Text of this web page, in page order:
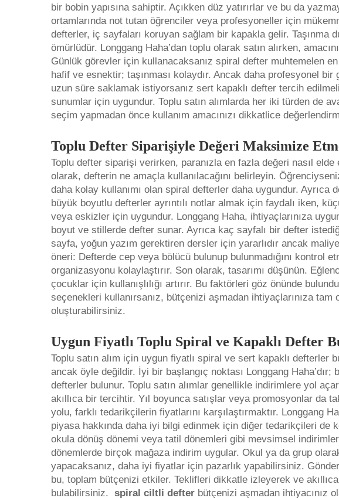
bir bobin yapısına sahiptir. Açıkken düz yatırırlar ve bu da
ortamlarında not tutan öğrenciler veya profesyoneller için
defterler, iç sayfaları koruyan sağlam bir kapakla gelir. Taşınma
ömürlüdür. Longgang Haha’dan toplu olarak satın alırken,
Günlük görevler için kullanacaksanız spiral defter muhtemelen
hafif ve esnektir; taşınması kolaydır. Ancak daha profesyonel
uzun süre saklamak istiyorsanız sert kapaklı defter tercih
sunumlar için uygundur. Toplu satın alımlarda her iki türden de
seçim yapmadan önce kullanım amacınızı dikkatlice
Toplu Defter Siparişiyle Değeri Maksimize
Toplu defter siparişi verirken, paranızla en fazla değeri nasıl
olarak, defterin ne amaçla kullanılacağını belirleyin.
daha kolay kullanımı olan spiral defterler daha uygundur. Ayrıca
büyük boyutlu defterler ayrıntılı notlar almak için faydalı iken,
veya eskizler için uygundur. Longgang Haha, ihtiyaçlarınıza
boyut ve stillerde defter sunar. Ayrıca kaç sayfalı bir defter
sayfa, yoğun yazım gerektiren dersler için yararlıdır ancak
öneri: Defterde cep veya bölücü bulunup bulunmadığını kontrol
organizasyonu kolaylaştırır. Son olarak, tasarımı düşünün.
çocuklar için kullanışlılığı artırır. Bu faktörleri göz önünde
seçenekleri kullanırsanız, bütçenizi aşmadan ihtiyaçlarınıza
oluşturabilirsiniz.
Uygun Fiyatlı Toplu Spiral ve Kapaklı Defter
Toplu satın alım için uygun fiyatlı spiral ve sert kapaklı defterler
ancak öyle değildir. İyi bir başlangıç noktası Longgang
defterler bulunur. Toplu satın alımlar genellikle indirimlere yol
akıllıca bir tercihtir. Yıl boyunca satışlar veya promosyonlar da
yolu, farklı tedarikçilerin fiyatlarını karşılaştırmaktır. Longgang
piyasa hakkında daha iyi bilgi edinmek için diğer tedarikçileri de
okula dönüş dönemi veya tatil dönemleri gibi mevsimsel
dönemlerde birçok mağaza indirim uygular. Okul ya da grup
yapacaksanız, daha iyi fiyatlar için pazarlık yapabilirsiniz.
bu, toplam bütçenizi etkiler. Teklifleri dikkatle izleyerek ve
bulabilirsiniz. spiral ciltli defter bütçenizi aşmadan ihtiyacınız